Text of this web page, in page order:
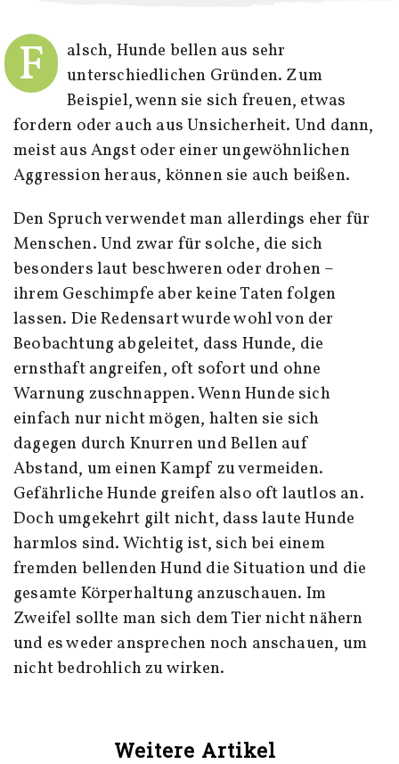
F
alsch, Hunde bellen aus sehr
unterschiedlichen Gründen. Zum
Beispiel, wenn sie sich freuen, etwas
fordern oder auch aus Unsicherheit. Und dann,
meist aus Angst oder einer ungewöhnlichen
Aggression heraus, können sie auch beißen.
Den Spruch verwendet man allerdings eher für
Menschen. Und zwar für solche, die sich
besonders laut beschweren oder drohen –
ihrem Geschimpfe aber keine Taten folgen
lassen. Die Redensart wurde wohl von der
Beobachtung abgeleitet, dass Hunde, die
ernsthaft angreifen, oft sofort und ohne
Warnung zuschnappen. Wenn Hunde sich
einfach nur nicht mögen, halten sie sich
dagegen durch Knurren und Bellen auf
Abstand, um einen Kampf zu vermeiden.
Gefährliche Hunde greifen also oft lautlos an.
Doch umgekehrt gilt nicht, dass laute Hunde
harmlos sind. Wichtig ist, sich bei einem
fremden bellenden Hund die Situation und die
gesamte Körperhaltung anzuschauen. Im
Zweifel sollte man sich dem Tier nicht nähern
und es weder ansprechen noch anschauen, um
nicht bedrohlich zu wirken.
Weitere Artikel